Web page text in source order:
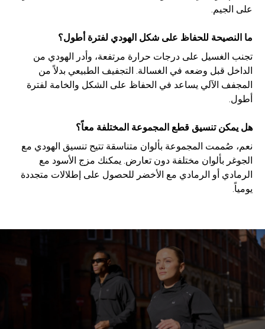
على الجيم.
ما النصيحة للحفاظ على شكل الهودي لفترة أطول؟
تجنب الغسيل على درجات حرارة مرتفعة، وأدر الهودي من
الداخل قبل وضعه في الغسالة. التجفيف الطبيعي بدلاً من
المجفف الآلي يساعد في الحفاظ على الشكل والخامة لفترة
أطول.
هل يمكن تنسيق قطع المجموعة المختلفة معاً؟
نعم، صُممت المجموعة بألوان متناسقة تتيح تنسيق الهودي مع
الجوغر بألوان مختلفة دون تعارض. يمكنك مزج الأسود مع
الرمادي أو الرمادي مع الأخضر للحصول على إطلالات متجددة
يومياً.